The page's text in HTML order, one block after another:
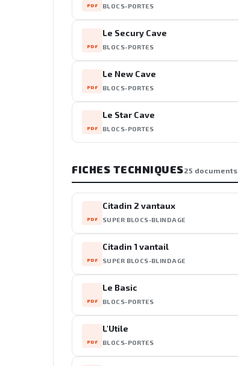
PDF BLOCS-PORTES
PDF
Le Secury Cave
BLOCS-PORTES
PDF
Le New Cave
BLOCS-PORTES
PDF
Le Star Cave
BLOCS-PORTES
FICHES TECHNIQUES25 documents
PDF
Citadin 2 vantaux
SUPER BLOCS-BLINDAGE
PDF
Citadin 1 vantail
SUPER BLOCS-BLINDAGE
PDF
Le Basic
BLOCS-PORTES
PDF
L'Utile
BLOCS-PORTES